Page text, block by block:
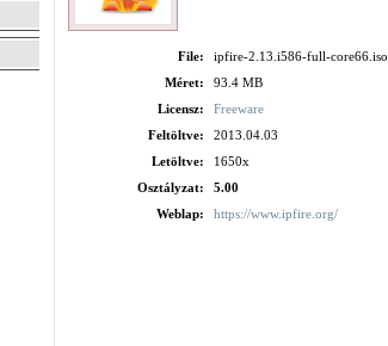
File:
ipfire-2.13.i586-full-core66.iso
Méret:
93.4 MB
Licensz:
Freeware
Feltöltve:
2013.04.03
Letöltve:
1650x
Osztályzat:
5.00
Weblap:
https://www.ipfire.org/